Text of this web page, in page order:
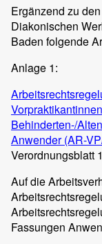
Ergänzend zu
Diakonischen
Baden folgende
Anlage 1:
Behinderten-/
Anwender (AR-
Verordnungsblatt
Auf die
Fassungen